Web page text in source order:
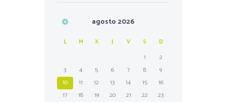
agosto 2026
L M X J V S D
1
2
3
4 5 6 7 8
9
10
11 12 13 14 15
16
17
18 19 20 21 22
23